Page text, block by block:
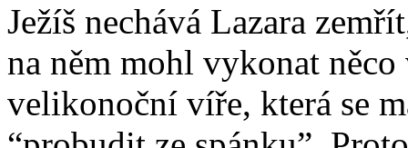
Ježíš nechává Lazara
na něm mohl vykonat
velikonoční víře, která se